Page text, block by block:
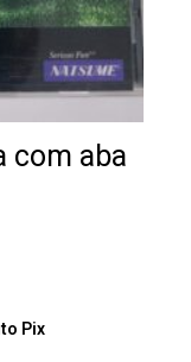
com aba
Pix